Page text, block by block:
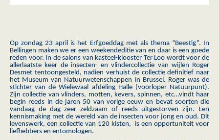
Op zondag 23 april is het Erfgoeddag met als thema “Beestig”. In
Bellingen maken we er een weekendeditie van en daar is een goede
reden voor. In de salons van kasteel-klooster Ter Loo wordt voor de
allerlaatste keer de insecten- en vlindercollectie van wijlen Roger
Desmet tentoongesteld, nadien verhuist de collectie definitief naar
het Museum van Natuurwetenschappen in Brussel. Roger was de
stichter van de Wielewaal afdeling Halle (voorloper Natuurpunt).
Zijn collectie van vlinders, motten, kevers, spinnen, etc…vindt haar
begin reeds in de jaren 50 van vorige eeuw en bevat soorten die
vandaag de dag zeer zeldzaam of reeds uitgestorven zijn. Een
kennismaking met de wereld van de insecten voor jong en oud. Dit
levenswerk, een collectie van 120 kisten, is een opportuniteit voor
liefhebbers en entomologen.